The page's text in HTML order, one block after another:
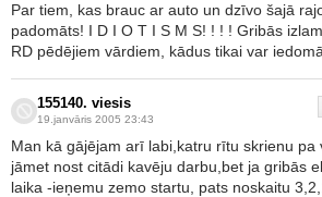
Par tiem, kas brauc ar auto un dzīvo šajā
padomāts! I D I O T I S M S! ! ! ! Gribās izlamāt tas "gudriniekus" no
RD pēdējiem vārdiem, kādus tikai var
155140. viesis
19.janvāris 2005 23:43
Man kā gājējam arī labi,katru rītu skrienu pa
jāmet nost citādi kavēju darbu,bet ja gribās
laika -ieņemu zemo startu, pats noskaitu